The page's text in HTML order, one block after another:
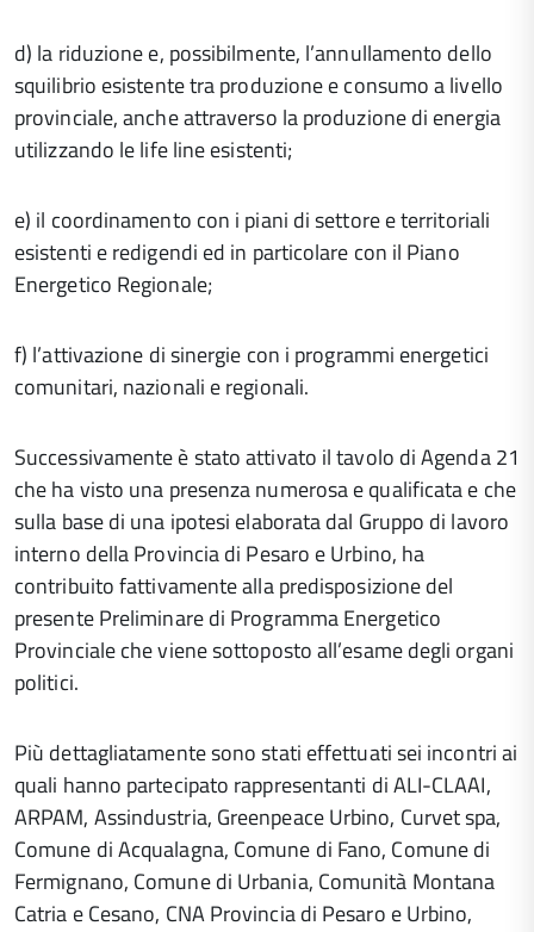
d) la riduzione e, possibilmente, l’annullamento dello
squilibrio esistente tra produzione e consumo a livello
provinciale, anche attraverso la produzione di energia
utilizzando le life line esistenti;
e) il coordinamento con i piani di settore e territoriali
esistenti e redigendi ed in particolare con il Piano
Energetico Regionale;
f) l’attivazione di sinergie con i programmi energetici
comunitari, nazionali e regionali.
Successivamente è stato attivato il tavolo di Agenda 21
che ha visto una presenza numerosa e qualificata e che
sulla base di una ipotesi elaborata dal Gruppo di lavoro
interno della Provincia di Pesaro e Urbino, ha
contribuito fattivamente alla predisposizione del
presente Preliminare di Programma Energetico
Provinciale che viene sottoposto all’esame degli organi
politici.
Più dettagliatamente sono stati effettuati sei incontri ai
quali hanno partecipato rappresentanti di ALI-CLAAI,
ARPAM, Assindustria, Greenpeace Urbino, Curvet spa,
Comune di Acqualagna, Comune di Fano, Comune di
Fermignano, Comune di Urbania, Comunità Montana
Catria e Cesano, CNA Provincia di Pesaro e Urbino,